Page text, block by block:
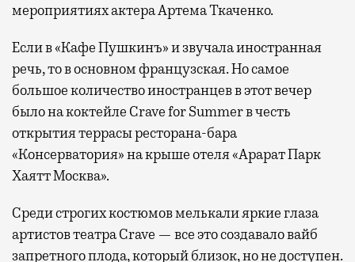
мероприятиях актера Артема Ткаченко.
Если в «Кафе Пушкинъ» и звучала иностранная
речь, то в основном французская. Но самое
большое количество иностранцев в этот вечер
было на коктейле Crave for Summer в честь
открытия террасы ресторана-бара
«Консерватория» на крыше отеля «Арарат Парк
Хаятт Москва».
Среди строгих костюмов мелькали яркие глаза
артистов театра Crave — все это создавало вайб
запретного плода, который близок, но не доступен.